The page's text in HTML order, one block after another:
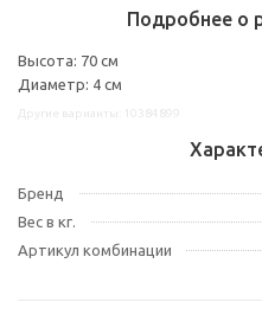
Подробнее о
Высота: 70 см
Диаметр: 4 см
Бренд
Вес в кг.
Артикул комбинации